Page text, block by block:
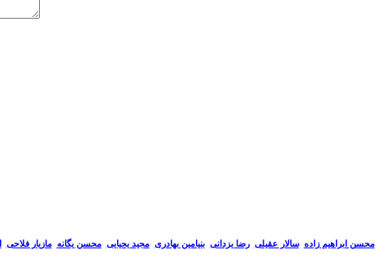
محسن ابراهیم زاده سالار عقیلی رضا یزدانی بنیامین بهادری مجید یحیایی محسن یگانه مازیار فلاحی